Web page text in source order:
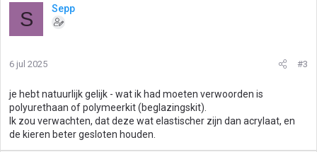
d
n
e
n
S Sepp
6 jul 2025 #3
je hebt natuurlijk gelijk - wat ik had moeten verwoorden is
polyurethaan of polymeerkit (beglazingskit).
Ik zou verwachten, dat deze wat elastischer zijn dan acrylaat, en
de kieren beter gesloten houden.